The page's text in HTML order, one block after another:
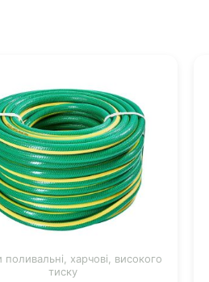
харчові, високого
тиску